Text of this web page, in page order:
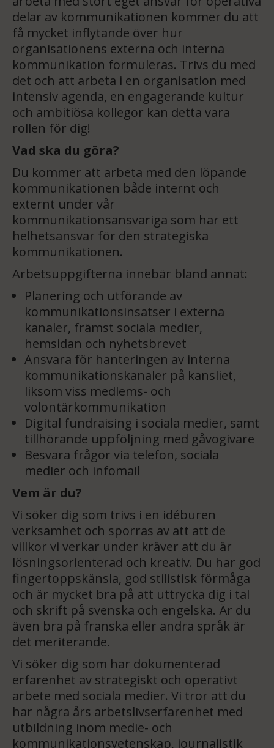
delar av kommunikationen kommer du att
få mycket inflytande över hur
organisationens externa och interna
kommunikation formuleras. Trivs du med
det och att arbeta i en organisation med
intensiv agenda, en engagerande kultur
och ambitiösa kollegor kan detta vara
rollen för dig!
Vad ska du göra?
Du kommer att arbeta med den löpande
kommunikationen både internt och
externt under vår
kommunikationsansvariga som har ett
helhetsansvar för den strategiska
kommunikationen.
Arbetsuppgifterna innebär bland annat:
Planering och utförande av
kommunikationsinsatser i externa
kanaler, främst sociala medier,
hemsidan och nyhetsbrevet
Ansvara för hanteringen av interna
kommunikationskanaler på kansliet,
liksom viss medlems- och
volontärkommunikation
Digital fundraising i sociala medier, samt
tillhörande uppföljning med gåvogivare
Besvara frågor via telefon, sociala
medier och infomail
Vem är du?
Vi söker dig som trivs i en idéburen
verksamhet och sporras av att att de
villkor vi verkar under kräver att du är
lösningsorienterad och kreativ. Du har god
fingertoppskänsla, god stilistisk förmåga
och är mycket bra på att uttrycka dig i tal
och skrift på svenska och engelska. Är du
även bra på franska eller andra språk är
det meriterande.
Vi söker dig som har dokumenterad
erfarenhet av strategiskt och operativt
arbete med sociala medier. Vi tror att du
har några års arbetslivserfarenhet med
utbildning inom medie- och
kommunikationsvetenskap, journalistik